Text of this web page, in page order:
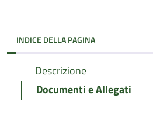
INDICE DELLA PAGINA
Descrizione
Documenti e Allegati